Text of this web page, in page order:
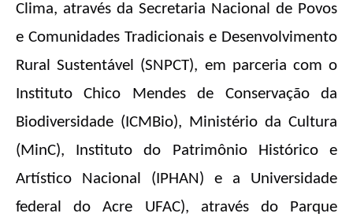
Clima, através da Secretaria Nacional de Povos
e Comunidades Tradicionais e Desenvolvimento
Rural Sustentável (SNPCT), em parceria com o
Instituto Chico Mendes de Conservação da
Biodiversidade (ICMBio), Ministério da Cultura
(MinC), Instituto do Patrimônio Histórico e
Artístico Nacional (IPHAN) e a Universidade
federal do Acre UFAC), através do Parque